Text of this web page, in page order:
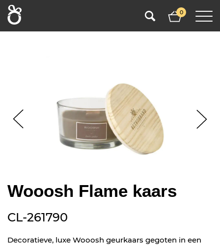
0
Wooosh Flame kaars
CL-261790
Decoratieve, luxe Wooosh geurkaars gegoten in een